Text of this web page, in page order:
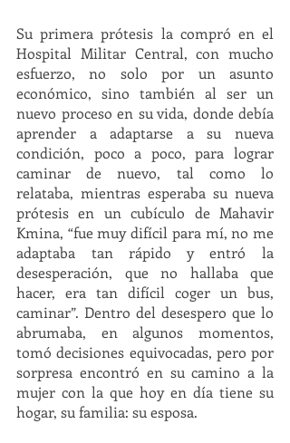
Su primera prótesis la compró en el
Hospital Militar Central, con mucho
esfuerzo, no solo por un asunto
económico, sino también al ser un
nuevo proceso en su vida, donde debía
aprender a adaptarse a su nueva
condición, poco a poco, para lograr
caminar de nuevo, tal como lo
relataba, mientras esperaba su nueva
prótesis en un cubículo de Mahavir
Kmina, “fue muy difícil para mí, no me
adaptaba tan rápido y entró la
desesperación, que no hallaba que
hacer, era tan difícil coger un bus,
caminar”. Dentro del desespero que lo
abrumaba, en algunos momentos,
tomó decisiones equivocadas, pero por
sorpresa encontró en su camino a la
mujer con la que hoy en día tiene su
hogar, su familia: su esposa.